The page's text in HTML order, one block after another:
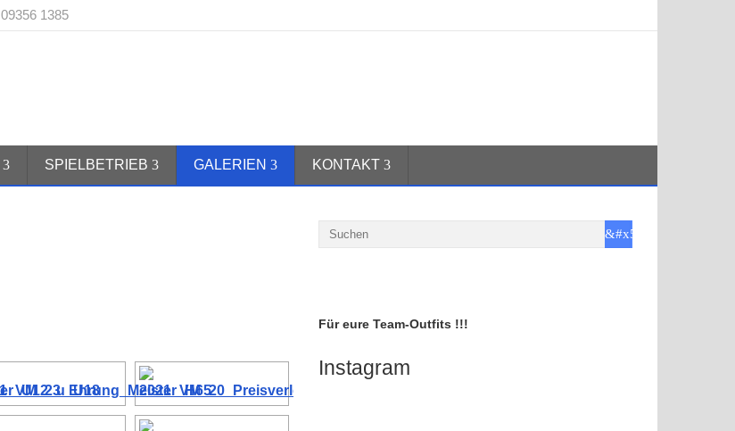
09356 1385
SPIELBETRIEB GALERIEN KONTAKT
Für eure Team-Outfits !!!
Instagram